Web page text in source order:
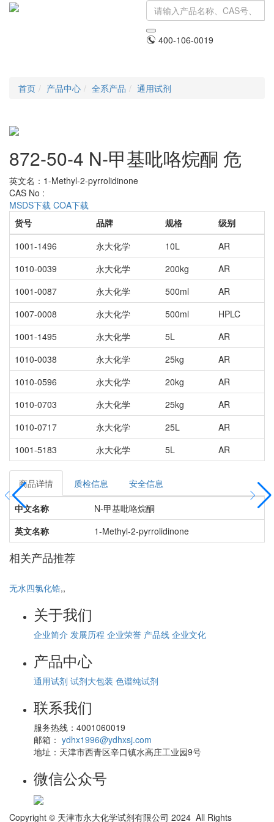
400-106-0019
首页
产品中心 全系产品 通用试剂
872-50-4 N-甲基吡咯烷酮 危
英文名：1-Methyl-2-pyrrolidinone
CAS No :
MSDS下载 COA下载
货号
品牌 规格
级别
1001-1496
永大化学 10L
AR
1010-0039
永大化学 200kg
AR
1001-0087
永大化学 500ml
AR
1007-0008
永大化学 500ml
HPLC
1001-1495
永大化学 5L
AR
1010-0038
永大化学 25kg
AR
1010-0596
永大化学 20kg
AR
1010-0703
永大化学 25kg
AR
1010-0717
永大化学 25L
AR
1001-5183
永大化学 5L AR
商品详情 质检信息 安全信息
中文名称
N-甲基吡咯烷酮
英文名称
1-Methyl-2-pyrrolidinone
相关产品推荐
无水四氯化锆,,
关于我们
企业简介 发展历程 企业荣誉 产品线 企业文化
产品中心
通用试剂 试剂大包装 色谱纯试剂
联系我们
服务热线：4001060019
邮箱： ydhx1996@ydhxsj.com
地址：天津市西青区辛口镇水高庄工业园9号
微信公众号
Copyright © 天津市永大化学试剂有限公司 2024 All Rights